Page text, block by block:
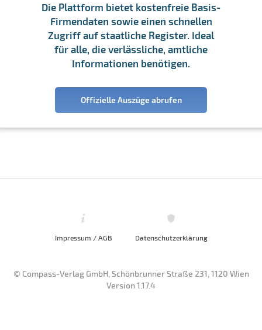
Die Plattform bietet kostenfreie Basis-
Firmendaten sowie einen schnellen
Zugriff auf staatliche Register. Ideal
für alle, die verlässliche, amtliche
Informationen benötigen.
Offizielle Auszüge abrufen
Impressum / AGB Datenschutzerklärung
© Compass-Verlag GmbH, Schönbrunner Straße 231, 1120 Wien
Version 1.17.4